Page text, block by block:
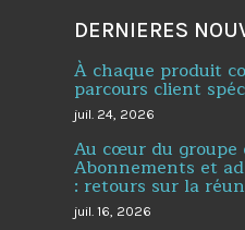
DERNIERES
À chaque produit
parcours client
juil. 24, 2026
Au cœur du groupe
Abonnements et
: retours sur la
juil. 16, 2026